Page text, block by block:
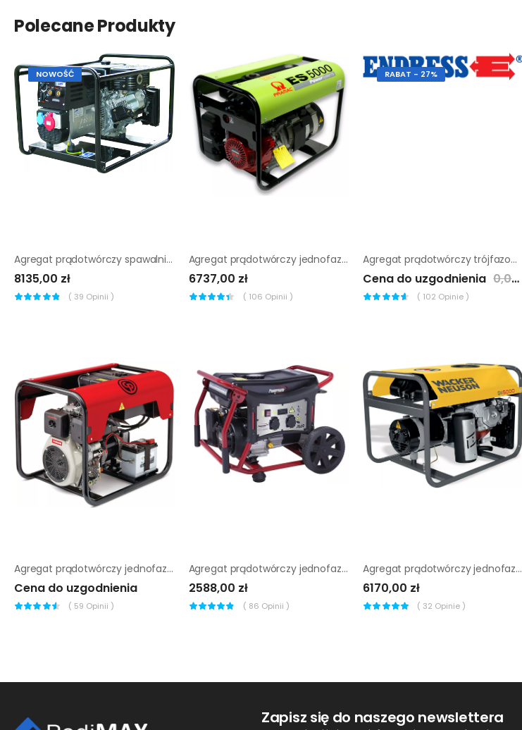
Polecane Produkty
NOWOŚĆ
Agregat prądotwórczy spawalniczy Sumera Motor smw-220dck-K
8135,00 zł
( 39 Opinii )
Agregat prądotwórczy jednofazowy Pramac ES5000 AVR
6737,00 zł
( 106 Opinii )
RABAT - 27%
Agregat prądotwórczy trójfazowy Endress ESE 50 YW/AS
Cena do uzgodnienia 0,00 zł
( 102 Opinie )
Agregat prądotwórczy jednofazowy Chicago Pneumatic CPPG 9A
Cena do uzgodnienia
( 59 Opinii )
Agregat prądotwórczy jednofazowy Pramac WX 3200
2588,00 zł
( 86 Opinii )
Agregat prądotwórczy jednofazowy Wacker Neuson GV 5000A
6170,00 zł
( 32 Opinie )
Zapisz się do naszego newslettera